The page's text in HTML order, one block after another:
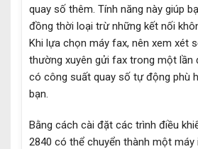
quay số thêm. Tính năng này giúp
đồng thời loại trừ những kết nối
Khi lựa chọn máy fax, nên xem xét
thường xuyên gửi fax trong một lần
có công suất quay số tự động phù
bạn.
Bằng cách cài đặt các trình điều
2840 có thể chuyển thành một máy